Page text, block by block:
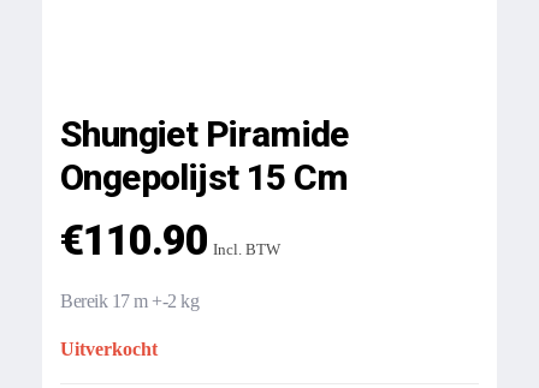
Shungiet Piramide
Ongepolijst 15 Cm
€110.90 Incl. BTW
Bereik 17 m +-2 kg
Uitverkocht